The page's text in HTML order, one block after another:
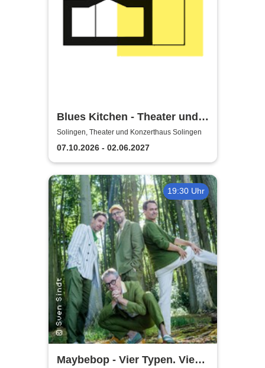
Blues Kitchen - Theater und
Orchester Heidelberg
Solingen, Theater und Konzerthaus Solingen
07.10.2026 - 02.06.2027
19:30 Uhr
Maybebop - Vier Typen. Vier